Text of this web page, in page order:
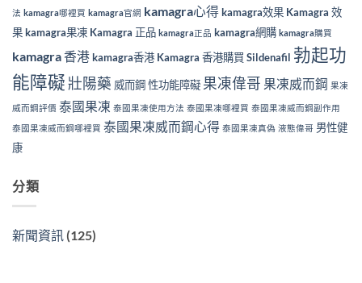
法 kamagra哪裡買 kamagra官網 kamagra心得kamagra效果 Kamagra 效
果kamagra果凍 Kamagra 正品 kamagra正品 kamagra網購 kamagra購買
kamagra 香港kamagra香港 Kamagra 香港購買 Sildenafil 勃起功
能障礙壯陽藥 威而鋼 性功能障礙 果凍偉哥 果凍威而鋼 果凍
威而鋼評價 泰國果凍 泰國果凍使用方法 泰國果凍哪裡買 泰國果凍威而鋼副作用
泰國果凍威而鋼哪裡買 泰國果凍威而鋼心得 泰國果凍真偽 液態偉哥 男性健
康
分類
新聞資訊 (125)